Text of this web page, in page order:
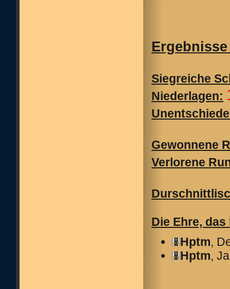
Siegreiche
Niederlagen:
Gewonnene
Verlorene
Die Ehre,
Hptm,
Hptm,